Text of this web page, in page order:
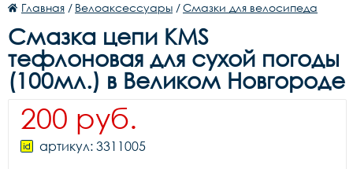
Главная / Велоаксессуары /Смазки для велосипеда
Смазка цепи KMS
тефлоновая для сухой погоды
(100мл.) в Великом Новгороде
200 руб.
артикул: 3311005